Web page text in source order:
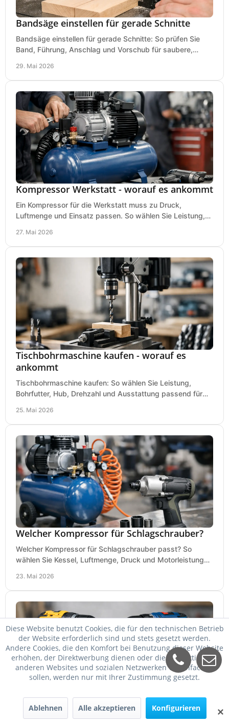
Bandsäge einstellen für gerade Schnitte
Bandsäge einstellen für gerade Schnitte: So prüfen Sie
Band, Führung, Anschlag und Vorschub für saubere,
29. Mai 2026
Kompressor Werkstatt - worauf es ankommt
Ein Kompressor für die Werkstatt muss zu Druck,
Luftmenge und Einsatz passen. So wählen Sie Leistung,
27. Mai 2026
Tischbohrmaschine kaufen - worauf es
ankommt
Tischbohrmaschine kaufen: So wählen Sie Leistung,
Bohrfutter, Hub, Drehzahl und Ausstattung passend für
25. Mai 2026
Welcher Kompressor für Schlagschrauber?
Welcher Kompressor für Schlagschrauber passt? So
wählen Sie Kessel, Luftmenge, Druck und Motorleistung
23. Mai 2026
DeWalt oder Bosch Professional?
DeWalt oder Bosch Professional? Der Vergleich zeigt,
✕
Diese Website benutzt Cookies, die für den technischen Betrieb
der Website erforderlich sind und stets gesetzt werden.
Andere Cookies, die den Komfort bei Benutzung dieser Website
erhöhen, der Direktwerbung dienen oder die Interaktion mit
anderen Websites und sozialen Netzwerken vereinfachen
sollen, werden nur mit Ihrer Zustimmung gesetzt.
Ablehnen Alle akzeptieren Konfigurieren